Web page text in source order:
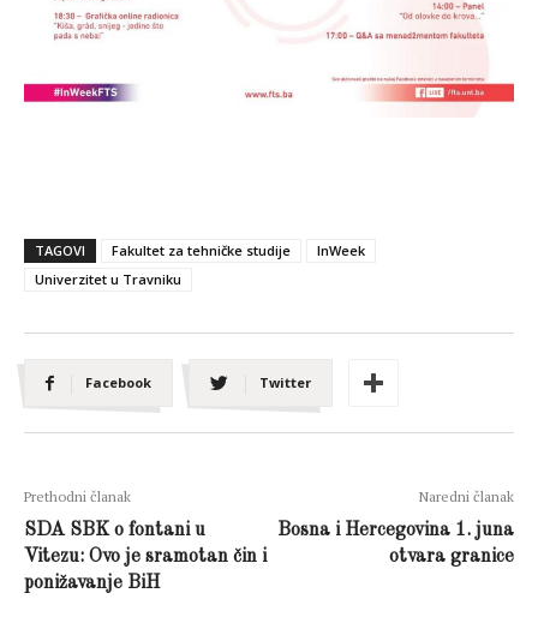
TAGOVI Fakultet za tehničke studije
InWeek
Univerzitet u Travniku
Facebook Twitter
Prethodni članak
SDA SBK o fontani u
Vitezu: Ovo je sramotan čin i
ponižavanje BiH
Naredni članak
Bosna i Hercegovina 1. juna
otvara granice